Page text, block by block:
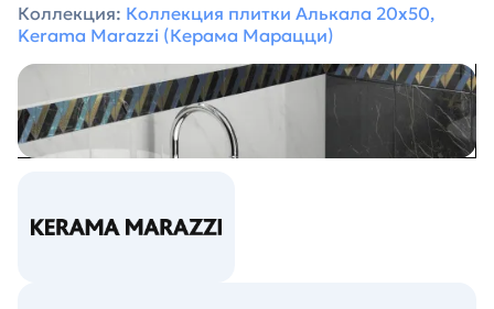
Коллекция: Коллекция плитки Алькала 20х50,
Kerama Marazzi (Керама Марацци)